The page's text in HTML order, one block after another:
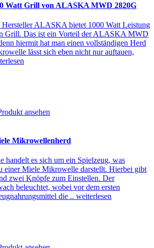
Watt Grill von ALASKA MWD 2820G
ALASKA bietet 1000 Watt Leistung
Grill. Das ist ein Vorteil der ALASKA MWD
hiermit hat man einen vollständigen Herd
lässt sich eben nicht nur auftauen,
ansehen
Mikrowellenherd
handelt es sich um ein Spielzeug, was
einer Miele Mikrowelle darstellt. Hierbei gibt
zwei Knöpfe zum Einstellen. Der
beleuchtet, wobei vor dem ersten
die .. weiterlesen